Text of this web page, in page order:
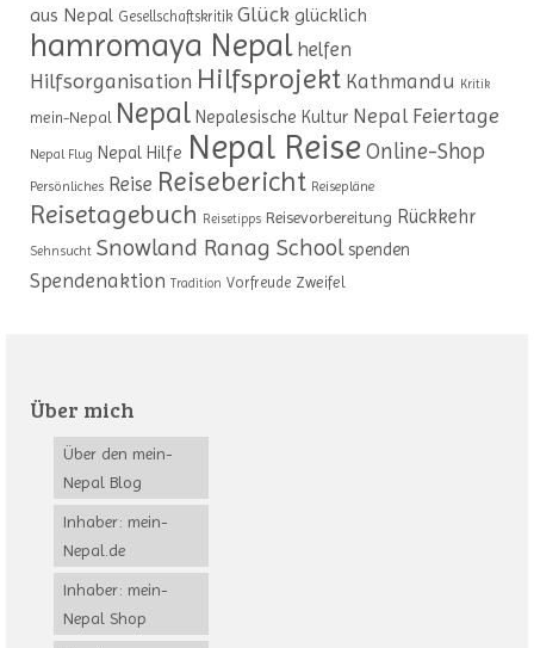
aus Nepal Gesellschaftskritik Glück glücklich
hamromaya Nepal helfen
Hilfsorganisation Hilfsprojekt Kathmandu Kritik
mein-Nepal Nepal Nepalesische Kultur Nepal Feiertage
Nepal Flug Nepal Hilfe Nepal ReiseOnline-Shop
Persönliches Reise Reisebericht Reisepläne
Reisetagebuch Reisetipps Reisevorbereitung Rückkehr
Sehnsucht Snowland Ranag School spenden
Spendenaktion Tradition Vorfreude Zweifel
Über mich
Über den mein-
Nepal Blog
Inhaber: mein-
Nepal.de
Inhaber: mein-
Nepal Shop